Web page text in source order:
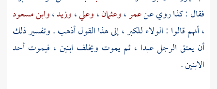
فقال : كذا روي عنعمر،وعثمان،وعلي،وزيد،وابن مسعود
، أنهم قالوا : الولاء للكبر ، إلى هذا القول أذهب . وتفسير ذلك
أن يعتق الرجل عبدا ، ثم يموت ويخلف ابنين ، فيموت أحد
الابنين .